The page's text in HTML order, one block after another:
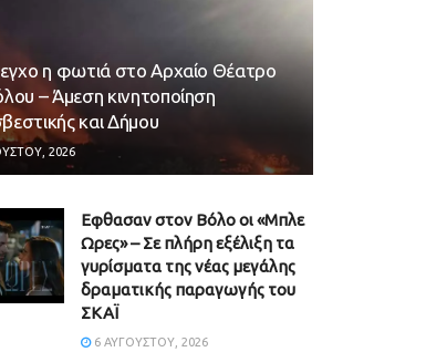
η φωτιά στο Αρχαίο Θέατρο
– Άμεση κινητοποίηση
και Δήμου
2026
Εφθασαν στον Βόλο οι «Μπλε
Ωρες» – Σε πλήρη εξέλιξη τα
γυρίσματα της νέας μεγάλης
δραματικής παραγωγής του
ΣΚΑΪ
6 ΑΥΓΟΎΣΤΟΥ, 2026